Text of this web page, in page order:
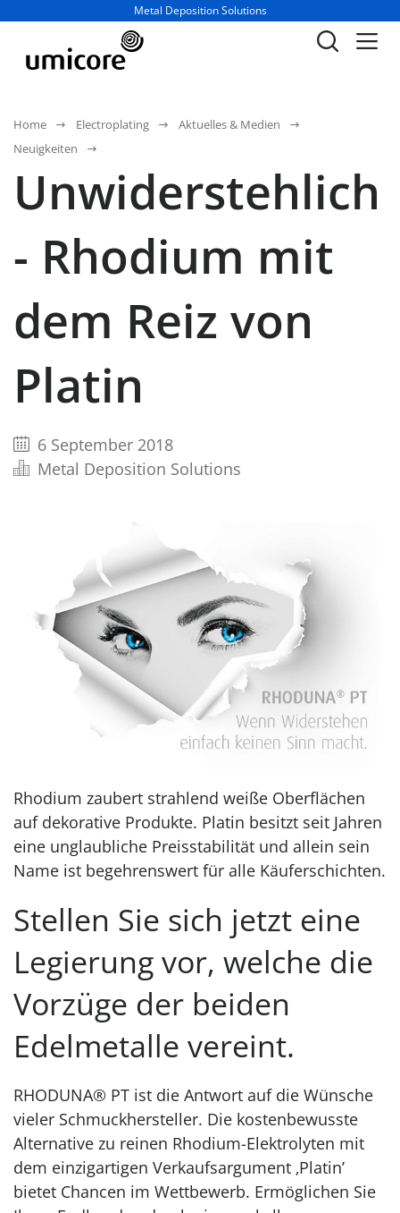
Geschäftsbereich / Abteilung:
Metal Deposition Solutions
Home Electroplating
Aktuelles & Medien
Neuigkeiten
Unwiderstehlich
- Rhodium mit
dem Reiz von
Platin
6 September 2018
Metal Deposition Solutions
Rhodium zaubert strahlend weiße Oberflächen
auf dekorative Produkte. Platin besitzt seit Jahren
eine unglaubliche Preisstabilität und allein sein
Name ist begehrenswert für alle Käuferschichten.
Stellen Sie sich jetzt eine
Legierung vor, welche die
Vorzüge der beiden
Edelmetalle vereint.
RHODUNA® PT ist die Antwort auf die Wünsche
vieler Schmuckhersteller. Die kostenbewusste
Alternative zu reinen Rhodium-Elektrolyten mit
dem einzigartigen Verkaufsargument ‚Platin’
bietet Chancen im Wettbewerb. Ermöglichen Sie